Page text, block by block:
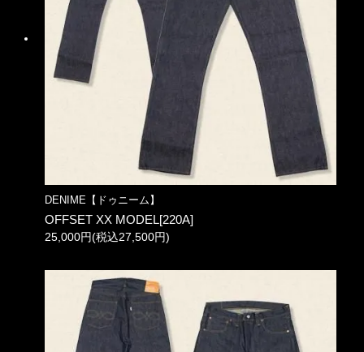
DENIME【ドゥニーム】
OFFSET XX MODEL[220A]
25,000円(税込27,500円)